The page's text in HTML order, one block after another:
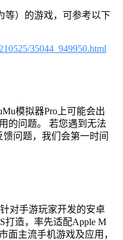
等）的游戏，可参考以下
35044_949950.html
模拟器Pro上可能会出
的问题。 若您遇到无法
馈问题，我们会第一时间
对手游玩家开发的安卓
打造，率先适配Apple M
面主流手机游戏及应用，